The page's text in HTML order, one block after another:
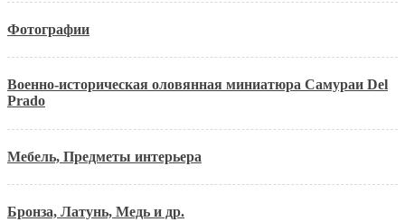
Фотографии
Военно-историческая оловянная миниатюра Самураи Del
Prado
Мебель, Предметы интерьера
Бронза, Латунь, Медь и др.